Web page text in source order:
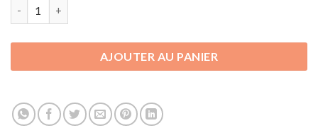
AJOUTER AU PANIER